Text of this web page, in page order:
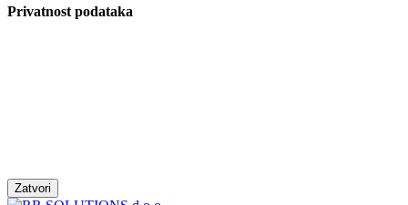
Privatnost podataka
Zatvori